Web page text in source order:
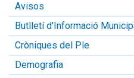
Avisos
Butlletí d'Informació
Cròniques del Ple
Demografia